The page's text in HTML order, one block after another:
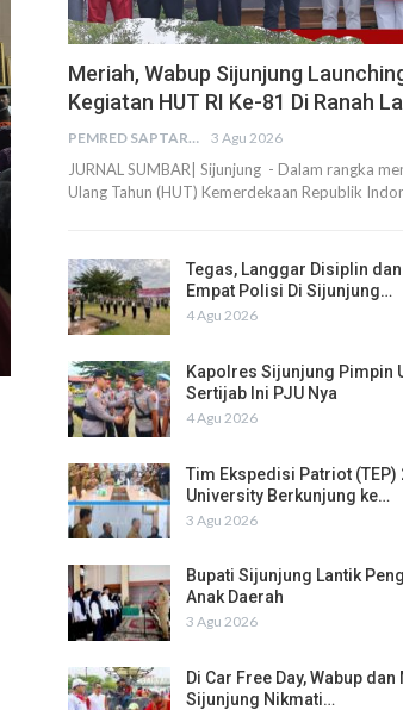
Meriah, Wabup Sijunjung
Kegiatan HUT RI Ke-81 Di Ranah
PEMRED SAPTARIUS 3 Agu 2026
JURNAL SUMBAR| Sijunjung - Dalam rangka
Ulang Tahun (HUT) Kemerdekaan Republik
Tegas, Langgar Disiplin
Empat Polisi Di Sijunjung…
4 Agu 2026
Kapolres Sijunjung Pimpin
Sertijab Ini PJU Nya
4 Agu 2026
Tim Ekspedisi Patriot (TEP)
University Berkunjung ke…
3 Agu 2026
Bupati Sijunjung Lantik
Anak Daerah
3 Agu 2026
Di Car Free Day, Wabup
Sijunjung Nikmati…